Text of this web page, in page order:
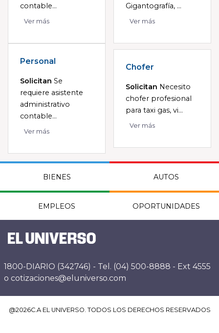
contable...
Ver más
Gigantografía, ...
Ver más
Personal
Solicitan Se
requiere asistente
administrativo
contable...
Ver más
Chofer
Solicitan Necesito
chofer profesional
para taxi gas, vi...
Ver más
BIENES AUTOS
EMPLEOS OPORTUNIDADES
1800-DIARIO (342746) - Tel. (04) 500-8888 - Ext 4555
o cotizaciones@eluniverso.com
@2026C.A EL UNIVERSO. TODOS LOS DERECHOS RESERVADOS